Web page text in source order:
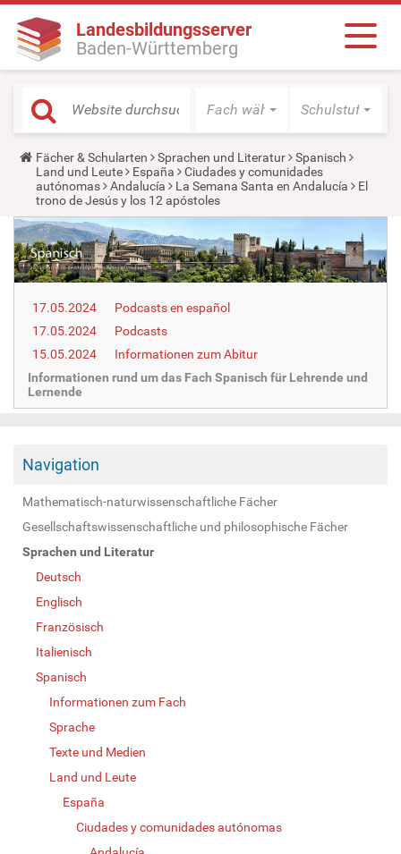
Landesbildungsserver
Baden-Württemberg
Fach wählen Schulstufe
Y
o
u
a
r
e
h
e
r
e
Fächer & Schularten Sprachen und Literatur
Spanisch
Land und Leute
España
Ciudades y comunidades
autónomas
Andalucía La Semana Santa en Andalucía
El
trono de Jesús y los 12 apóstoles
17.05.2024
Podcasts en español
17.05.2024
Podcasts
15.05.2024
Informationen zum Abitur
Informationen rund um das Fach Spanisch für Lehrende und
Lernende
Navigation
Mathematisch-naturwissenschaftliche Fächer
Gesellschaftswissenschaftliche und philosophische Fächer
Sprachen und Literatur
Deutsch
Englisch
Französisch
Italienisch
Spanisch
Informationen zum Fach
Sprache
Texte und Medien
Land und Leute
España
Ciudades y comunidades autónomas